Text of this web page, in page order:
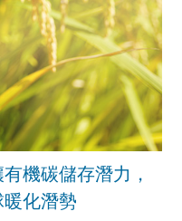
機碳儲存潛力，
化潛勢